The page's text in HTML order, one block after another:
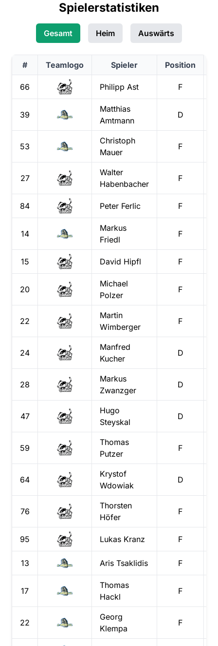
Spielerstatistiken
Gesamt Heim Auswärts
# Teamlogo Spieler Position
66 Philipp Ast F
39
Matthias
Amtmann
D
53
Christoph
Mauer
F
27
Walter
Habenbacher
F
84 Peter Ferlic F
14
Markus
Friedl
F
15 David Hipfl F
20
Michael
Polzer
F
22
Martin
Wimberger
F
24
Manfred
Kucher
D
28
Markus
Zwanzger
D
47
Hugo
Steyskal
D
59
Thomas
Putzer
F
64
Krystof
Wdowiak
D
76
Thorsten
Höfer
F
95 Lukas Kranz F
13 Aris Tsaklidis F
17
Thomas
Hackl
F
22
Georg
Klempa
F